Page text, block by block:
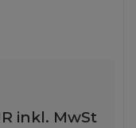
inkl. MwSt